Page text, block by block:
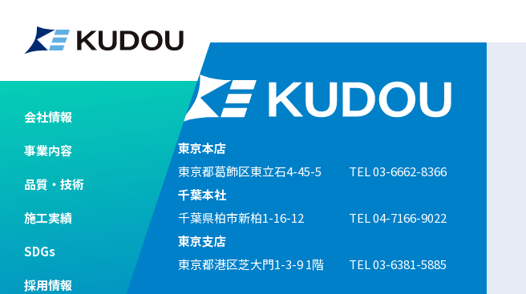
会社情報
事業内容
品質・技術
施工実績
SDGs
採用情報
株式会社 BR
東京本店
東京都葛飾区東立石4-45-5
TEL 03-6662-8366
千葉本社
千葉県柏市新柏1-16-12
TEL 04-7166-9022
東京支店
東京都港区芝大門1-3-9 1階
TEL 03-6381-5885